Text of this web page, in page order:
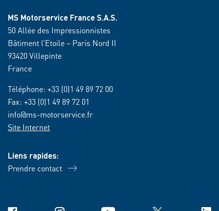
MS Motorservice France S.A.S.
50 Allée des Impressionnistes
Bâtiment l’Etoile – Paris Nord II
93420 Villepinte
France
Téléphone: +33 (0)1 49 89 72 00
Fax: +33 (0)1 49 89 72 01
info@ms-motorservice.fr
Site Internet
Liens rapides:
Prendre contact